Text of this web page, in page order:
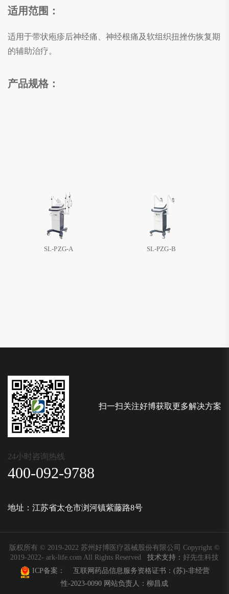
适用范围：
适用于带状疱疹后神经痛、神经根痛及软组织扭挫伤恢复期
的辅助治疗。
产品规格：
SL-PZG-A SL-PZG-B
扫一扫关注好博获取更多解决方案
24小时咨询热线
400-092-9788
地址：江苏省太仓市浏河镇紫藤路8号
版权所有 © 2019-2022 苏州好博医疗器械股份有限公司 Copyright ©
2019-2022- ark-life.com All Rights Reserved
技术支持： 好先生科技
ICP备案：
互联网药品信息服务资格证书： (苏)-非经营
性-2023-0090 网站负责人：柳昌成